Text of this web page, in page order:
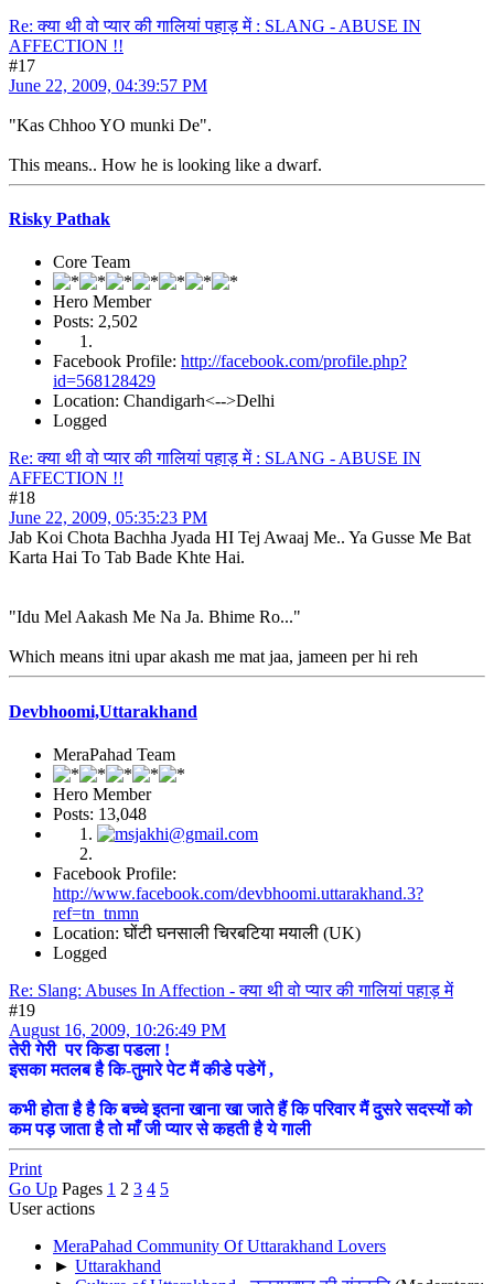
Re: क्या थी वो प्यार की गालियां पहाड़ में : SLANG - ABUSE IN
AFFECTION !!
#17
June 22, 2009, 04:39:57 PM
"Kas Chhoo YO munki De".
This means.. How he is looking like a dwarf.
Risky Pathak
Core Team
Hero Member
Posts: 2,502
Facebook Profile: http://facebook.com/profile.php?
id=568128429
Location: Chandigarh<-->Delhi
Logged
Re: क्या थी वो प्यार की गालियां पहाड़ में : SLANG - ABUSE IN
AFFECTION !!
#18
June 22, 2009, 05:35:23 PM
Jab Koi Chota Bachha Jyada HI Tej Awaaj Me.. Ya Gusse Me Bat
Karta Hai To Tab Bade Khte Hai.
"Idu Mel Aakash Me Na Ja. Bhime Ro..."
Which means itni upar akash me mat jaa, jameen per hi reh
Devbhoomi,Uttarakhand
MeraPahad Team
Hero Member
Posts: 13,048
Facebook Profile:
http://www.facebook.com/devbhoomi.uttarakhand.3?
ref=tn_tnmn
Location: घोंटी घनसाली चिरबटिया मयाली (UK)
Logged
Re: Slang: Abuses In Affection - क्या थी वो प्यार की गालियां पहाड़ में
#19
August 16, 2009, 10:26:49 PM
तेरी गेरी पर किडा पडला !
इसका मतलब है कि-तुमारे पेट मैं कीडे पडेगें ,
कभी होता है है कि बच्चे इतना खाना खा जाते हैं कि परिवार मैं दुसरे सदस्यों को
कम पड़ जाता है तो माँ जी प्यार से कहती है ये गाली
Print
Go Up Pages 1 2 3 4 5
User actions
MeraPahad Community Of Uttarakhand Lovers
► Uttarakhand